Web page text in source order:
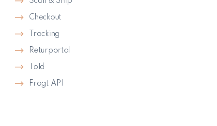
Checkout
Tracking
Returportal
Told
Fragt API